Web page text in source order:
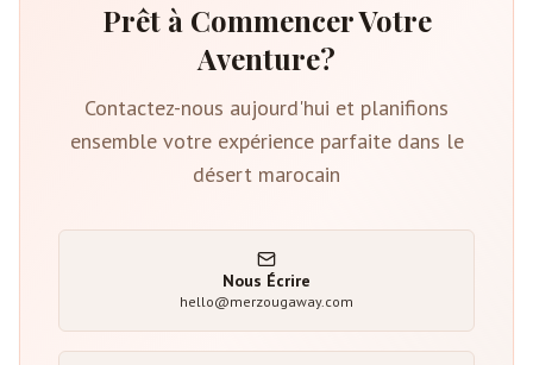
Prêt à Commencer Votre
Aventure?
Contactez-nous aujourd'hui et planifions
ensemble votre expérience parfaite dans le
désert marocain
Nous Écrire
hello@merzougaway.com